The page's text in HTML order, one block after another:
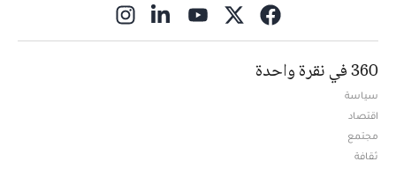
360 في نقرة واحدة
سياسة
اقتصاد
مجتمع
ثقافة